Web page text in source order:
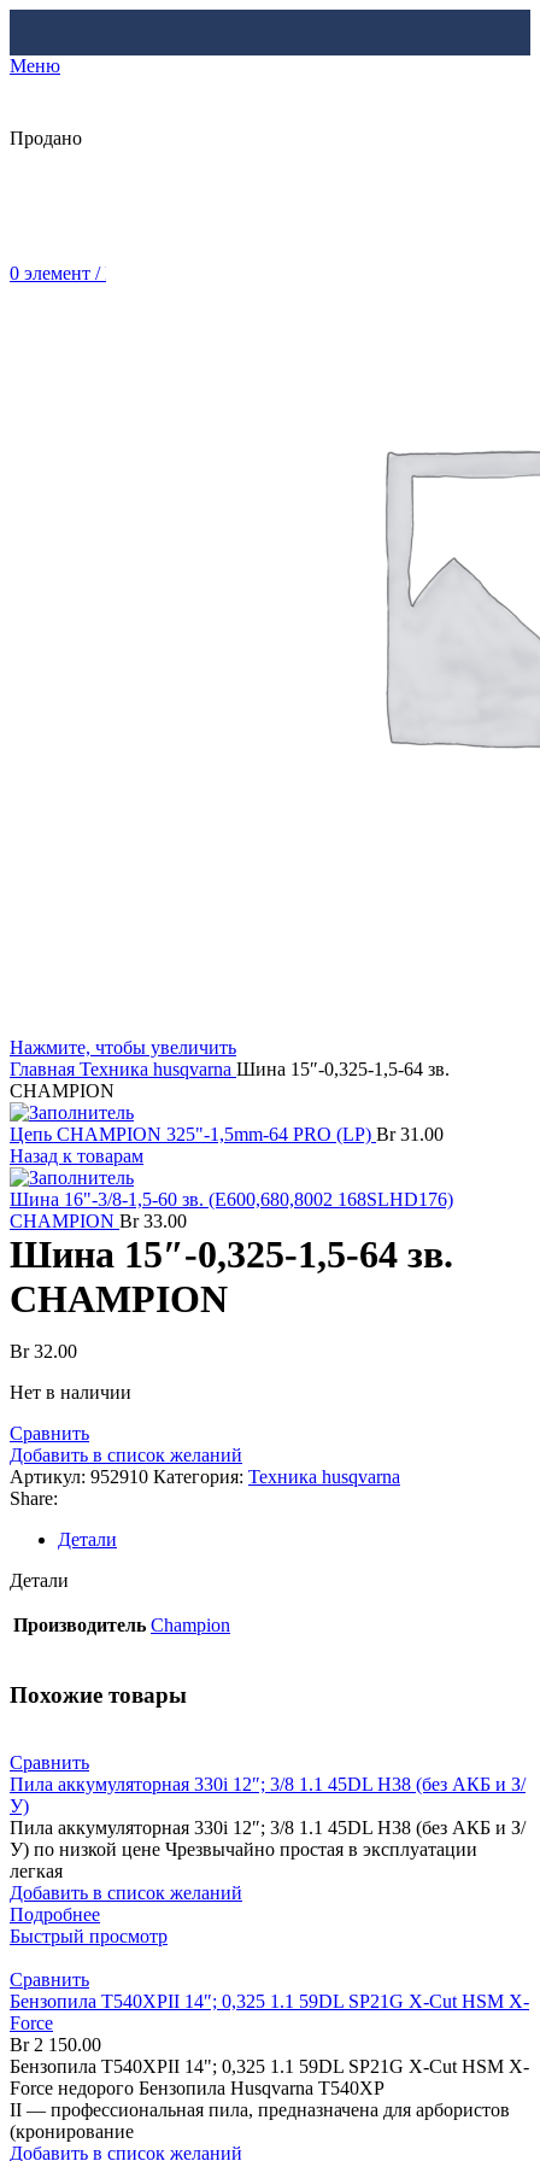
Меню
0 элемент / Br
Продано
Нажмите, чтобы увеличить
Главная Техника husqvarna Шина 15″-0,325-1,5-64 зв.
CHAMPION
Цепь CHAMPION 325"-1,5mm-64 PRO (LP) Br31.00
Назад к товарам
Шина 16"-3/8-1,5-60 зв. (E600,680,8002 168SLHD176)
CHAMPION Br33.00
Шина 15″-0,325-1,5-64 зв.
CHAMPION
Br32.00
Нет в наличии
Сравнить
Добавить в список желаний
Артикул: 952910 Категория: Техника husqvarna
Share:
Детали
Детали
Производитель Champion
Похожие товары
Сравнить
Пила аккумуляторная 330i 12″; 3/8 1.1 45DL H38 (без АКБ и З/
У)
Пила аккумуляторная 330i 12″; 3/8 1.1 45DL H38 (без АКБ и З/
У) по низкой цене Чрезвычайно простая в эксплуатации
легкая
Добавить в список желаний
Подробнее
Быстрый просмотр
Сравнить
Бензопила T540XPII 14″; 0,325 1.1 59DL SP21G X-Cut HSM X-
Force
Br2 150.00
Бензопила T540XPII 14"; 0,325 1.1 59DL SP21G X-Cut HSM X-
Force недорого Бензопила Husqvarna T540XP
II — профессиональная пила, предназначена для арбористов
(кронирование
Добавить в список желаний